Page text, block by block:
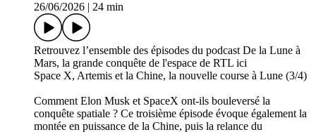
26/06/2026
24 min
Retrouvez l’ensemble des épisodes du podcast De la Lune à
Mars, la grande conquête de l'espace de RTL ici
Space X, Artemis et la Chine, la nouvelle course à Lune (3/4)
Comment Elon Musk et SpaceX ont-ils bouleversé la
conquête spatiale ? Ce troisième épisode évoque également la
montée en puissance de la Chine, puis la relance du